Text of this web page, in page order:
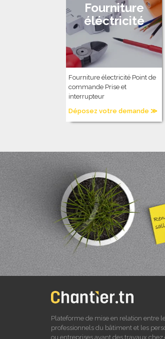
Fourniture
éléctricité
Fourniture électricité Point de
commande Prise et
interrupteur
Déposez votre demande ≫
Plateforme de mise en relation entre
professionnels du bâtiment et les
ou entreprises ayant des travaux chez